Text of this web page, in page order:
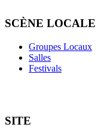
SCÈNE LOCALE
Groupes Locaux
Salles
Festivals
SITE